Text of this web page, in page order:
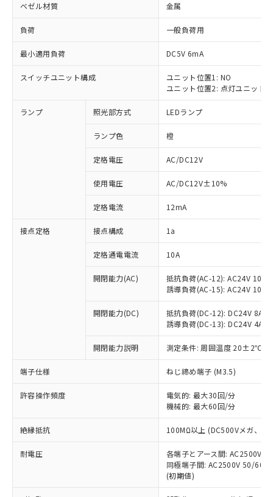
ベゼル材質 金属
負荷 一般負荷用
最小適用負荷 DC5V 6mA
スイッチユニット構成
ユニット位置1: NO
ユニット位置2: 点灯ユニット
ランプ 照光部方式 LEDランプ
ランプ色 橙
定格電圧 AC/DC12V
使用電圧 AC/DC12V±10%
定格電流 12mA
接点定格 接点構成 1a
定格通電電流 10A
開閉能力(AC)
抵抗負荷(AC-12): AC24V 10A/
誘導負荷(AC-15): AC24V
開閉能力(DC)
抵抗負荷(DC-12): DC24V 8A/
誘導負荷(DC-13): DC24V 4A/
開閉能力説明 測定条件: 周囲温度 20±2℃、
端子仕様 ねじ締め端子 (M3.5)
許容操作頻度
電気的: 最大30回/分
機械的: 最大60回/分
絶縁抵抗 100MΩ以上 (DC500Vメガ、点
耐電圧
各端子とアース間: AC2500V
同極端子間: AC2500V 50/
(初期値)
ご利用条件
以下の条件をお読みいただき、同意のうえ
ご利用ください。
本サービスは、当社制御機器事業取扱
商品の当社在庫状況および標準価格
(税抜)を提供させていただくもので
当社制御機器事業取扱商品の中には、
本サービスの対象外となる商品もある
ことをご了承ください。
在庫状況および標準価格照会結果は、
記載している更新日時点での社内デー
タに基づき作成されるものであり、閲
覧された時点での実際の在庫および標
準価格とは異なる場合があることをご
※1 対応状況
対応済み：EU RoHS指令（10物質）の
非含有に対応した製品が提供可能な商品で
対応予定：EU RoHS指令（10物質）の非含
有に対応した製品に切り替える予定のある
対応予定なし：EU RoHS指令（10物質）の
非含有に非対応の商品で、対応品を出す予
定はありません。
調査・確認中：EU RoHS指令（10物質）の
非含有の対応状況を調査中または確認中の
非該当品：ライセンス料など無形物で、有
害物質有無と関係のない商品です。
仕入先様の事情により、非含有部品として
いたものが、含有品と判明した場合などや
むを得ず変更することがあります。
鉛(Pb) 1000ppm以下、 水銀(Hg) 1000ppm以下、 カド
六価クロム(Cr(Ⅵ)) 1000ppm以下、ポリ臭化ビフェニル
類(PBB) 1000ppm以下、ポリ臭化ジフェニルエーテル類
(PBDE) 1000ppm以下、フタル酸ビス(2-エチルヘキシ
※1 中国RoHS○×表
「○」：最大均質材料含有率が中国RoHSの
基準値以下であることを示します。
「×」：最大均質材料含有率が中国RoHSの
基準値を超えていることを示します。
「－」：未確認です。当社販売部門へお問
い合わせください。
*中国RoHS10物質の基準値 (GB/T26572)：
Pb(鉛) :1000ppm、 Hg(水銀) : 1000ppm、 Cd(カドミウ
Cr(Ⅵ)(六価クロム) : 1000ppm、 PBBs(ポリ臭化ビフェ
当社は、これら貴社製品のうち、外国
為替および外国貿易法に定める商品
（以下｢規制貨物等」という）を輸出
国政府の輸出許可(または役務取引許
可)を取得するなどの必要な手続きを